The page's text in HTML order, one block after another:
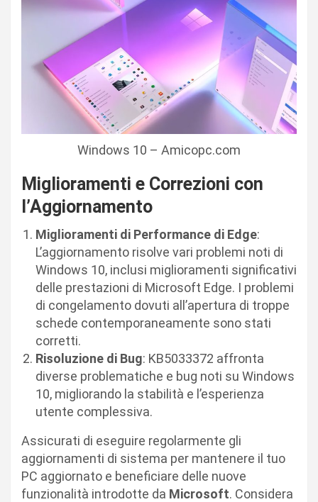
Windows 10 – Amicopc.com
Miglioramenti e Correzioni con
l’Aggiornamento
Miglioramenti di Performance di Edge:
L’aggiornamento risolve vari problemi noti di
Windows 10, inclusi miglioramenti significativi
delle prestazioni di Microsoft Edge. I problemi
di congelamento dovuti all’apertura di troppe
schede contemporaneamente sono stati
corretti.
Risoluzione di Bug: KB5033372 affronta
diverse problematiche e bug noti su Windows
10, migliorando la stabilità e l’esperienza
utente complessiva.
Assicurati di eseguire regolarmente gli
aggiornamenti di sistema per mantenere il tuo
PC aggiornato e beneficiare delle nuove
funzionalità introdotte da Microsoft. Considera